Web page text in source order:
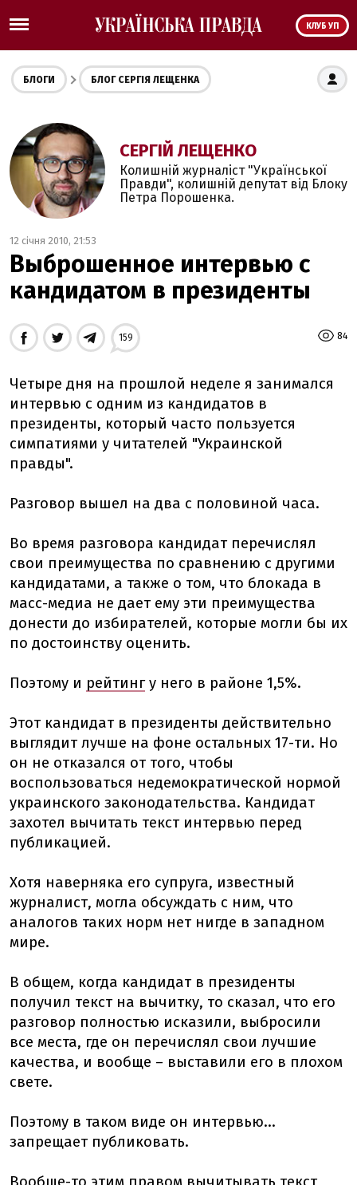
КЛУБ УП
БЛОГИ БЛОГ СЕРГІЯ ЛЕЩЕНКА
СЕРГІЙ ЛЕЩЕНКО
Колишній журналіст "Української
Правди", колишній депутат від Блоку
Петра Порошенка.
12 січня 2010, 21:53
Выброшенное интервью с
кандидатом в президенты
84
159
Четыре дня на прошлой неделе я занимался
интервью с одним из кандидатов в
президенты, который часто пользуется
симпатиями у читателей "Украинской
правды".
Разговор вышел на два с половиной часа.
Во время разговора кандидат перечислял
свои преимущества по сравнению с другими
кандидатами, а также о том, что блокада в
масс-медиа не дает ему эти преимущества
донести до избирателей, которые могли бы их
по достоинству оценить.
Поэтому и рейтингу него в районе 1,5%.
Этот кандидат в президенты действительно
выглядит лучше на фоне остальных 17-ти. Но
он не отказался от того, чтобы
воспользоваться недемократической нормой
украинского законодательства. Кандидат
захотел вычитать текст интервью перед
публикацией.
Хотя наверняка его супруга, известный
журналист, могла обсуждать с ним, что
аналогов таких норм нет нигде в западном
мире.
В общем, когда кандидат в президенты
получил текст на вычитку, то сказал, что его
разговор полностью исказили, выбросили
все места, где он перечислял свои лучшие
качества, и вообще – выставили его в плохом
свете.
Поэтому в таком виде он интервью...
запрещает публиковать.